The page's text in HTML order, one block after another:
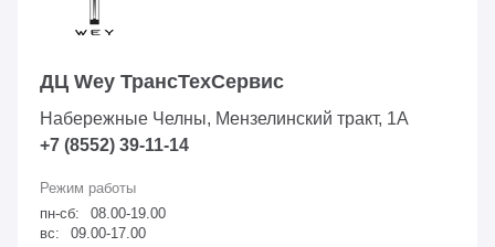
ДЦ Wey ТрансТехСервис
Набережные Челны, Мензелинский тракт, 1А
+7 (8552) 39-11-14
пн-сб:
08.00-19.00
вс:
09.00-17.00